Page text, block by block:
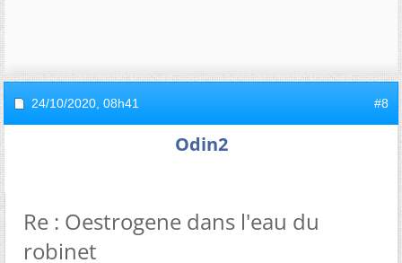
24/10/2020, 08h41 #8
Odin2
Re : Oestrogene dans l'eau du
robinet